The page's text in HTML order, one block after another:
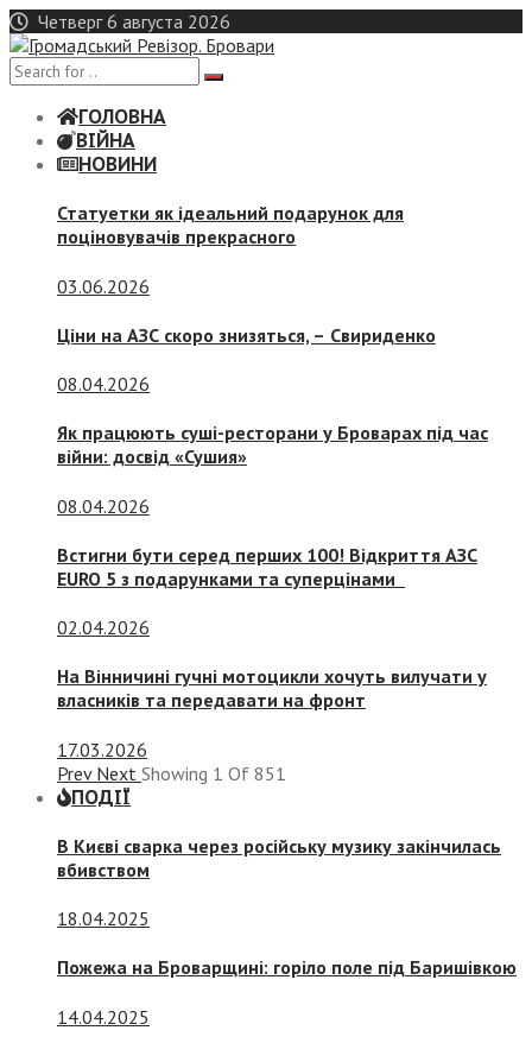
Skip
to
content
Четверг 6 августа 2026
ГОЛОВНА
ВІЙНА
НОВИНИ
Статуетки як ідеальний подарунок для
поціновувачів прекрасного
03.06.2026
Ціни на АЗС скоро знизяться, – Свириденко
08.04.2026
Як працюють суші-ресторани у Броварах під час
війни: досвід «Сушия»
08.04.2026
Встигни бути серед перших 100! Відкриття АЗС
EURO 5 з подарунками та суперцінами
02.04.2026
На Вінничині гучні мотоцикли хочуть вилучати у
власників та передавати на фронт
17.03.2026
Prev Next Showing 1 Of 851
ПОДІЇ
В Києві сварка через російську музику закінчилась
вбивством
18.04.2025
Пожежа на Броварщині: горіло поле під Баришівкою
14.04.2025